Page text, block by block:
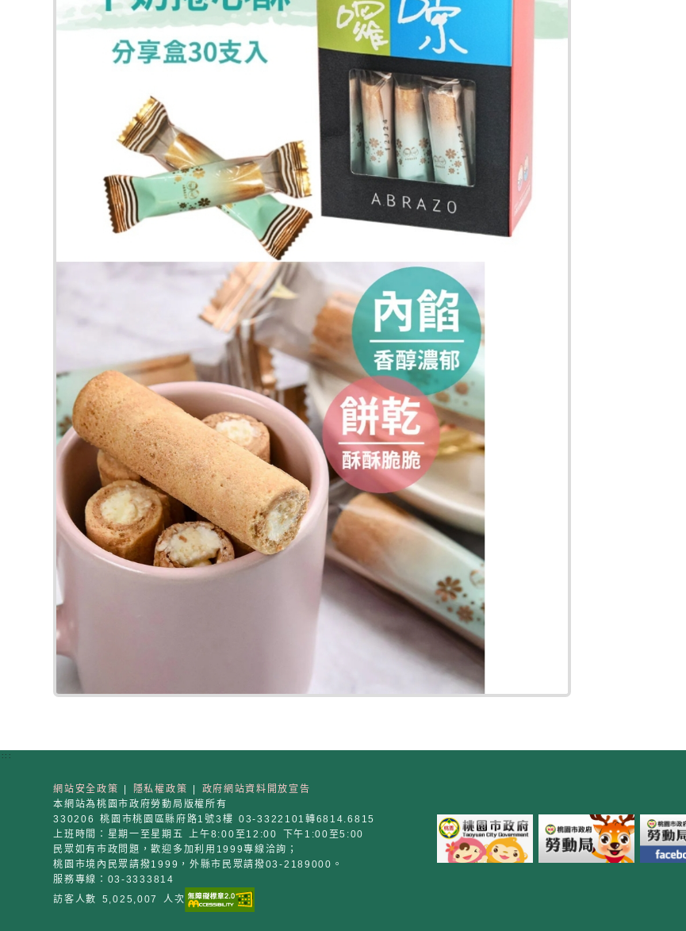
:::
網站安全政策 隱私權政策
政府網站資料開放宣告
本網站為桃園市政府勞動局版權所有
330206 桃園市桃園區縣府路1號3樓 03-3322101轉6814.6815
上班時間：星期一至星期五 上午8:00至12:00 下午1:00至5:00
民眾如有市政問題，歡迎多加利用1999專線洽詢；
桃園市境內民眾請撥1999，外縣市民眾請撥03-2189000。
服務專線：03-3333814
訪客人數 5,025,007 人次